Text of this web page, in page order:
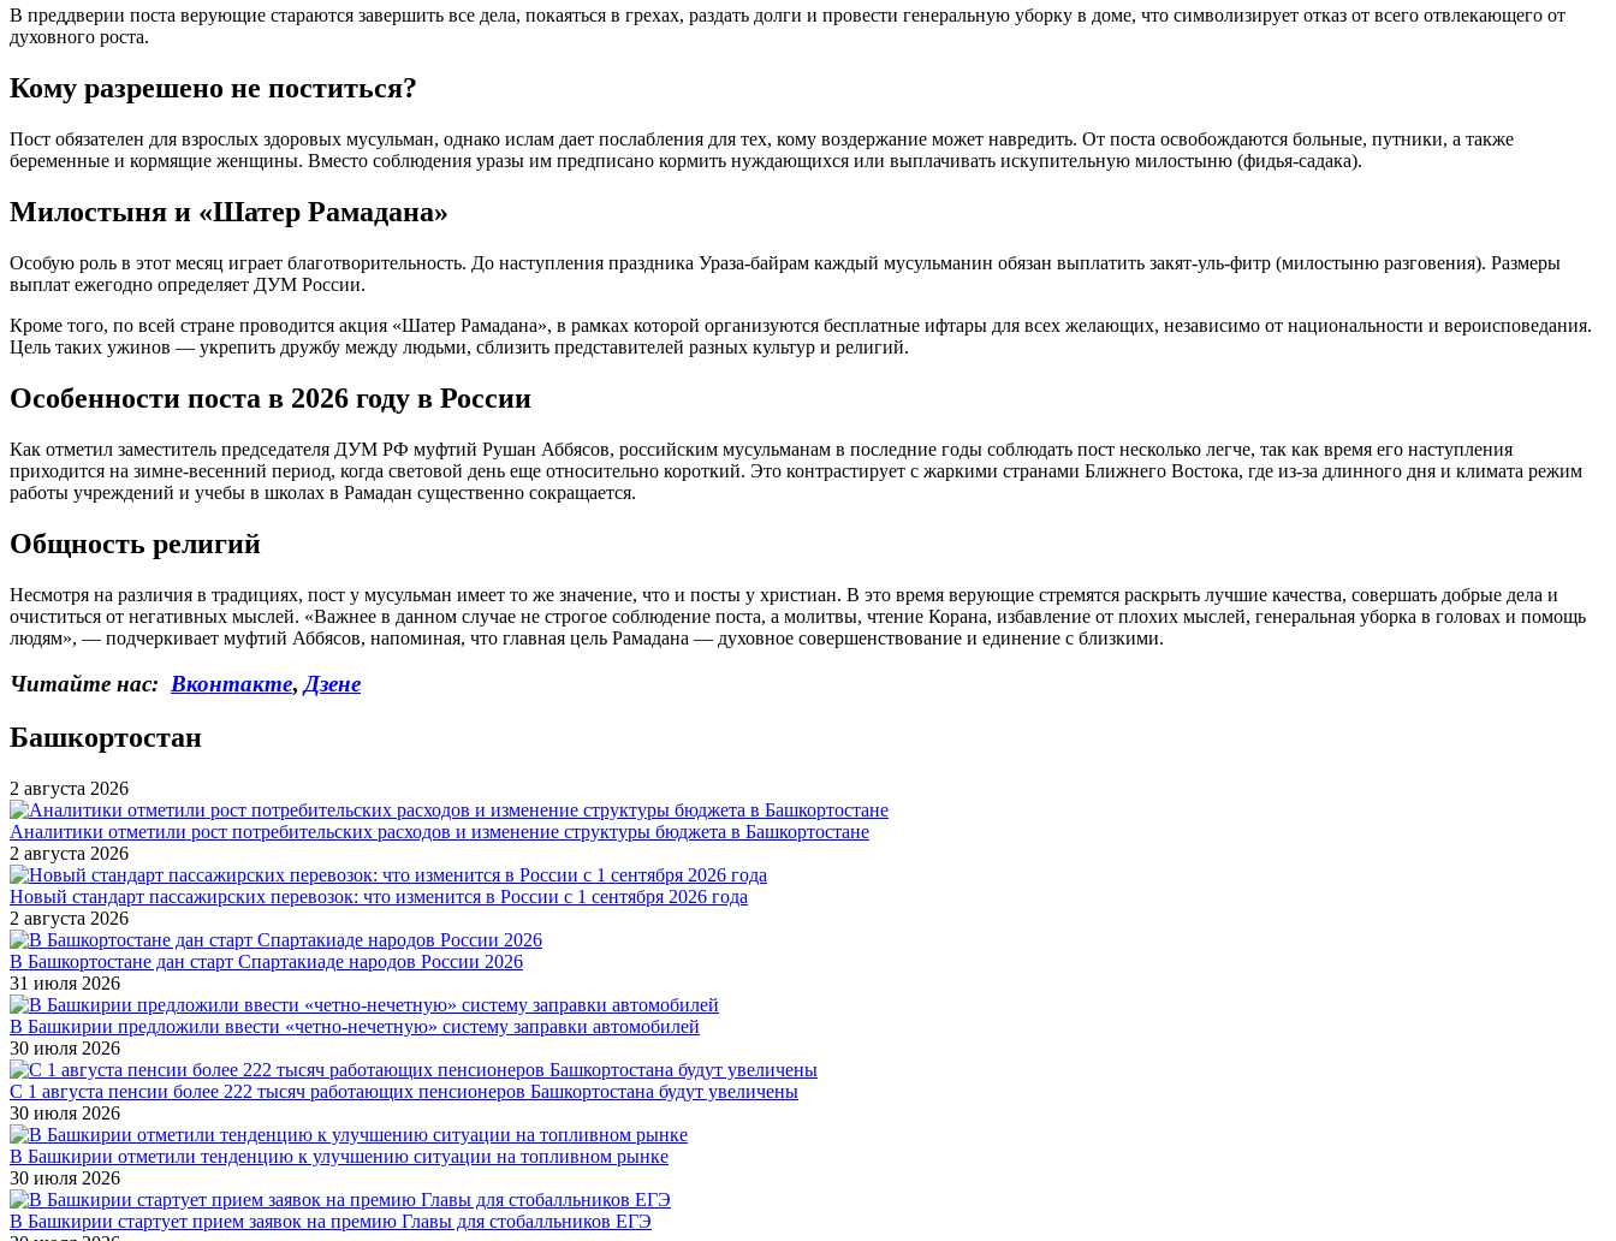
В преддверии поста верующие стараются завершить все дела, покаяться в грехах, раздать долги и провести генеральную уборку в доме, что символизирует отказ от всего отвлекающего от
духовного роста.
Кому разрешено не поститься?
Пост обязателен для взрослых здоровых мусульман, однако ислам дает послабления для тех, кому воздержание может навредить. От поста освобождаются больные, путники, а также
беременные и кормящие женщины. Вместо соблюдения уразы им предписано кормить нуждающихся или выплачивать искупительную милостыню (фидья-садака).
Милостыня и «Шатер Рамадана»
Особую роль в этот месяц играет благотворительность. До наступления праздника Ураза-байрам каждый мусульманин обязан выплатить закят-уль-фитр (милостыню разговения). Размеры
выплат ежегодно определяет ДУМ России.
Кроме того, по всей стране проводится акция «Шатер Рамадана», в рамках которой организуются бесплатные ифтары для всех желающих, независимо от национальности и вероисповедания.
Цель таких ужинов — укрепить дружбу между людьми, сблизить представителей разных культур и религий.
Особенности поста в 2026 году в России
Как отметил заместитель председателя ДУМ РФ муфтий Рушан Аббясов, российским мусульманам в последние годы соблюдать пост несколько легче, так как время его наступления
приходится на зимне-весенний период, когда световой день еще относительно короткий. Это контрастирует с жаркими странами Ближнего Востока, где из-за длинного дня и климата режим
работы учреждений и учебы в школах в Рамадан существенно сокращается.
Общность религий
Несмотря на различия в традициях, пост у мусульман имеет то же значение, что и посты у христиан. В это время верующие стремятся раскрыть лучшие качества, совершать добрые дела и
очиститься от негативных мыслей. «Важнее в данном случае не строгое соблюдение поста, а молитвы, чтение Корана, избавление от плохих мыслей, генеральная уборка в головах и помощь
людям», — подчеркивает муфтий Аббясов, напоминая, что главная цель Рамадана — духовное совершенствование и единение с близкими.
Читайте нас: Вконтакте,Дзене
Башкортостан
2 августа 2026
Аналитики отметили рост потребительских расходов и изменение структуры бюджета в Башкортостане
2 августа 2026
Новый стандарт пассажирских перевозок: что изменится в России с 1 сентября 2026 года
2 августа 2026
В Башкортостане дан старт Спартакиаде народов России 2026
31 июля 2026
В Башкирии предложили ввести «четно-нечетную» систему заправки автомобилей
30 июля 2026
С 1 августа пенсии более 222 тысяч работающих пенсионеров Башкортостана будут увеличены
30 июля 2026
В Башкирии отметили тенденцию к улучшению ситуации на топливном рынке
30 июля 2026
В Башкирии стартует прием заявок на премию Главы для стобалльников ЕГЭ